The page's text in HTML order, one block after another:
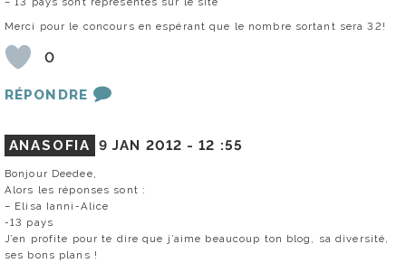
Merci pour le concours en espérant que le nombre sortant sera 32!
0
RÉPONDRE
ANASOFIA 9 JAN 2012 -12 :55
Bonjour Deedee,
Alors les réponses sont :
– Elisa Ianni-Alice
-13 pays
J’en profite pour te dire que j’aime beaucoup ton blog, sa diversité,
ses bons plans !